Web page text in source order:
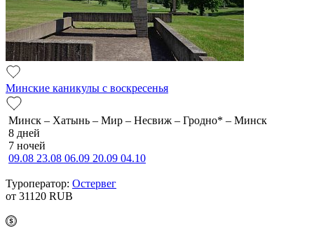
Минские каникулы с воскресенья
Минск – Хатынь – Мир – Несвиж – Гродно* – Минск
8 дней
7 ночей
09.08 23.08 06.09 20.09 04.10
Туроператор: Остервег
от 31120 RUB